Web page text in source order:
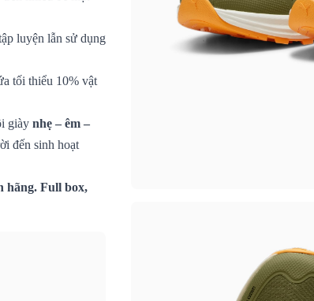
luyện lẫn sử dụng
tối thiểu 10% vật
giày nhẹ – êm –
đến sinh hoạt
hãng. Full box,